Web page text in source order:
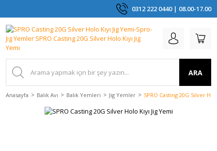
0312 222 0440 | 08.00-17.00
ARA
Anasayfa Balık Avı Balık Yemleri Jig Yemler SPRO Casting 20G Silver